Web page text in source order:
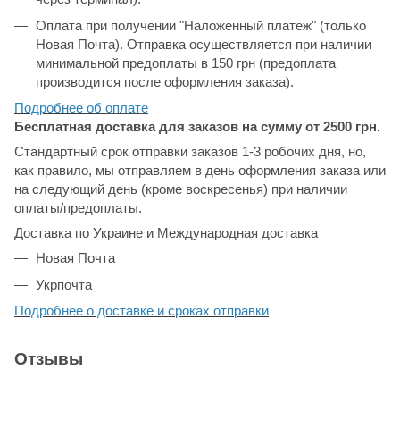
Оплата при получении "Наложенный платеж" (только
Новая Почта). Отправка осуществляется при наличии
минимальной предоплаты в 150 грн (предоплата
производится после оформления заказа).
Подробнее об оплате
Бесплатная доставка для заказов на сумму от 2500 грн.
Стандартный срок отправки заказов 1-3 робочих дня, но,
как правило, мы отправляем в день оформления заказа или
на следующий день (кроме воскресенья) при наличии
оплаты/предоплаты.
Доставка по Украине и Международная доставка
Новая Почта
Укрпочта
Подробнее о доставке и сроках отправки
Отзывы